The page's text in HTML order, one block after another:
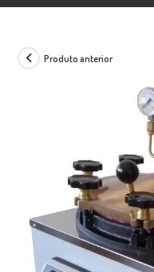
Produto anterior